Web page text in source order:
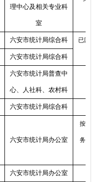
理中心及相关专业科
室
六安市统计局综合科 已回复
六安市统计局综合科
六安市统计局普查中
心、人社科、农村科
六安市统计局综合科
六安市统计局办公室
按照
务培
六安市统计局办公室